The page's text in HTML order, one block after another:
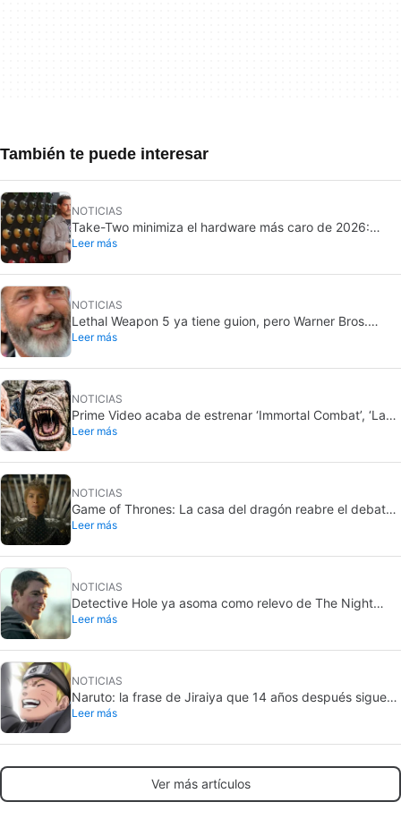
También te puede interesar
NOTICIAS
Take-Two minimiza el hardware más caro de 2026:
confía en el PC ante GTA VI
Leer más
NOTICIAS
Lethal Weapon 5 ya tiene guion, pero Warner Bros.
sigue sin aprobarla
Leer más
NOTICIAS
Prime Video acaba de estrenar ‘Immortal Combat’, ‘La
Odisea’ y ‘Master del universo’. ¿Tienen sentido estos
Leer más
NOTICIAS
Game of Thrones: La casa del dragón reabre el debate
sobre la casa más poderosa de Poniente
Leer más
NOTICIAS
Detective Hole ya asoma como relevo de The Night
Agent en Netflix
Leer más
NOTICIAS
Naruto: la frase de Jiraiya que 14 años después sigue
definiendo al shonen
Leer más
Ver más artículos